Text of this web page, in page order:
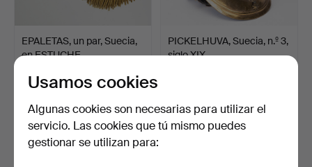
EPALETAS, un par, Suecia,
en ESTUCHE.
18 pujas
PICKELHUVA, Suecia, n.º 3,
siglo XIX.
Usamos cookies
Algunas cookies son necesarias para utilizar el
servicio. Las cookies que tú mismo puedes
gestionar se utilizan para: